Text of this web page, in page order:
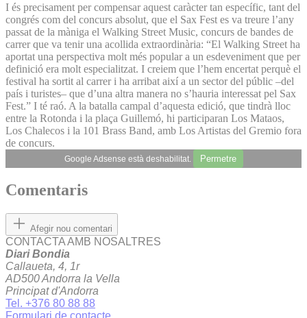
I és precisament per compensar aquest caràcter tan específic, tant del
congrés com del concurs absolut, que el Sax Fest es va treure l’any
passat de la màniga el Walking Street Music, concurs de bandes de
carrer que va tenir una acollida extraordinària: “El Walking Street ha
aportat una perspectiva molt més popular a un esdeveniment que per
definició era molt especialitzat. I creiem que l’hem encertat perquè el
festival ha sortit al carrer i ha arribat així a un sector del públic –del
país i turistes– que d’una altra manera no s’hauria interessat pel Sax
Fest.” I té raó. A la batalla campal d’aquesta edició, que tindrà lloc
entre la Rotonda i la plaça Guillemó, hi participaran Los Mataos,
Los Chalecos i la 101 Brass Band, amb Los Artistas del Gremio fora
de concurs.
Google Adsense està deshabilitat. Permetre
Comentaris
Afegir nou comentari
CONTACTA AMB NOSALTRES
Diari Bondia
Callaueta, 4, 1r
AD500 Andorra la Vella
Principat d'Andorra
Tel. +376 80 88 88